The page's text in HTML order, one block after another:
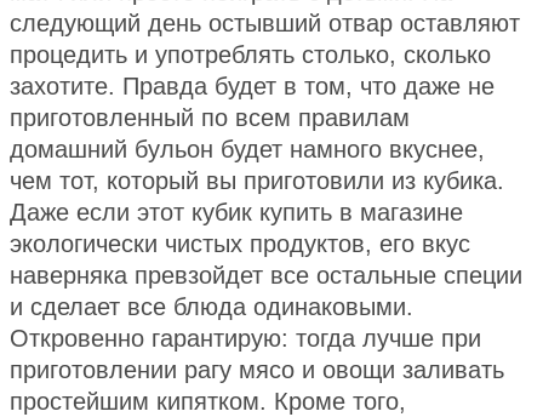
следующий день остывший отвар оставляют
процедить и употреблять столько, сколько
захотите. Правда будет в том, что даже не
приготовленный по всем правилам
домашний бульон будет намного вкуснее,
чем тот, который вы приготовили из кубика.
Даже если этот кубик купить в магазине
экологически чистых продуктов, его вкус
наверняка превзойдет все остальные специи
и сделает все блюда одинаковыми.
Откровенно гарантирую: тогда лучше при
приготовлении рагу мясо и овощи заливать
простейшим кипятком. Кроме того,